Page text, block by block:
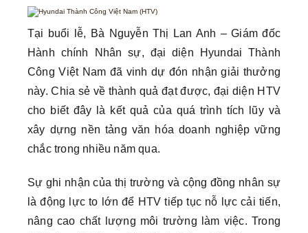
Tại buổi lễ, Bà Nguyễn Thị Lan Anh – Giám đốc
Hành chính Nhân sự, đại diện Hyundai Thành
Công Việt Nam đã vinh dự đón nhận giải thưởng
này. Chia sẻ về thành quả đạt được, đại diện HTV
cho biết đây là kết quả của quá trình tích lũy và
xây dựng nền tảng văn hóa doanh nghiệp vững
chắc trong nhiều năm qua.
Sự ghi nhận của thị trường và cộng đồng nhân sự
là động lực to lớn để HTV tiếp tục nỗ lực cải tiến,
nâng cao chất lượng môi trường làm việc. Trong